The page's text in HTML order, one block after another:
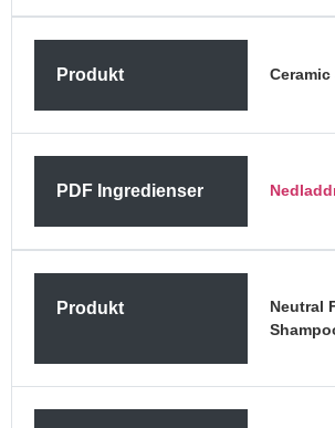
Produkt Ceramic
PDF Ingredienser
Produkt
Neutral